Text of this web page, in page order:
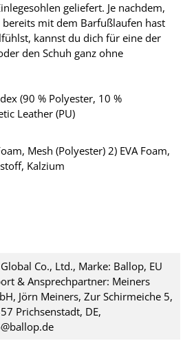
geliefert. Je nachdem,
mit dem Barfußlaufen hast
kannst du dich für eine der
den Schuh ganz ohne
(90 % Polyester, 10 %
Leather (PU)
Mesh (Polyester) 2) EVA Foam,
Kalzium
Co., Ltd., Marke: Ballop, EU
& Ansprechpartner: Meiners
Jörn Meiners, Zur Schirmeiche 5,
Prichsenstadt, DE,